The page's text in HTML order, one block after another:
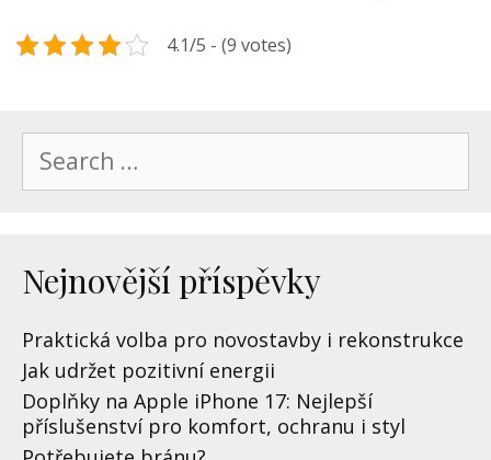
4.1/5 - (9 votes)
for:
Nejnovější příspěvky
Praktická volba pro novostavby i rekonstrukce
Jak udržet pozitivní energii
Doplňky na Apple iPhone 17: Nejlepší
příslušenství pro komfort, ochranu i styl